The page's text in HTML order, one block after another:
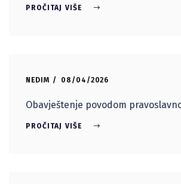
PROČITAJ VIŠE
NEDIM 08/04/2026
Obavještenje povodom
PROČITAJ VIŠE